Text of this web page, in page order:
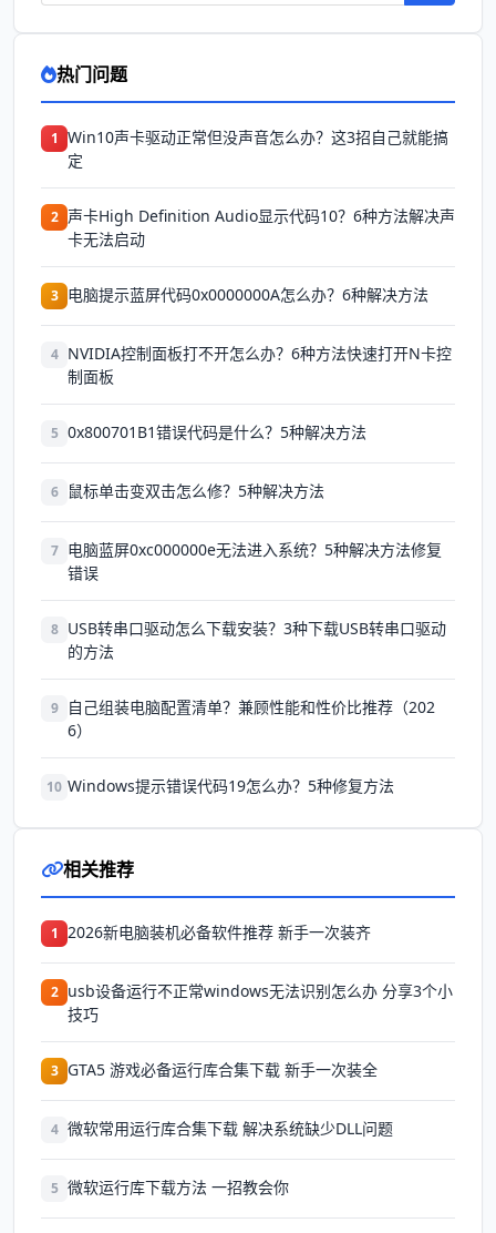
热门问题
1 Win10声卡驱动正常但没声音怎么办？这3招自己就能搞
定
2 声卡High Definition Audio显示代码10？6种方法解决声
卡无法启动
3 电脑提示蓝屏代码0x0000000A怎么办？6种解决方法
4 NVIDIA控制面板打不开怎么办？6种方法快速打开N卡控
制面板
5 0x800701B1错误代码是什么？5种解决方法
6 鼠标单击变双击怎么修？5种解决方法
7 电脑蓝屏0xc000000e无法进入系统？5种解决方法修复
错误
8 USB转串口驱动怎么下载安装？3种下载USB转串口驱动
的方法
9
自己组装电脑配置清单？兼顾性能和性价比推荐（202
6）
10 Windows提示错误代码19怎么办？5种修复方法
相关推荐
1 2026新电脑装机必备软件推荐 新手一次装齐
2 usb设备运行不正常windows无法识别怎么办 分享3个小
技巧
3 GTA5 游戏必备运行库合集下载 新手一次装全
4 微软常用运行库合集下载 解决系统缺少DLL问题
5 微软运行库下载方法 一招教会你